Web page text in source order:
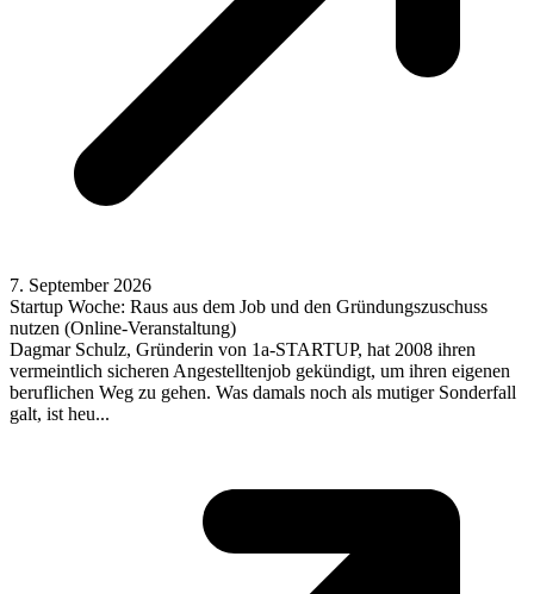
7. September 2026
Startup Woche: Raus aus dem Job und den Gründungszuschuss
nutzen (Online-Veranstaltung)
Dagmar Schulz, Gründerin von 1a-STARTUP, hat 2008 ihren
vermeintlich sicheren Angestelltenjob gekündigt, um ihren eigenen
beruflichen Weg zu gehen. Was damals noch als mutiger Sonderfall
galt, ist heu...